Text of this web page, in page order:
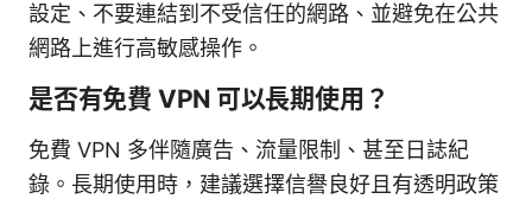
設定、不要連結到不受信任的網路、並避免在公共
網路上進行高敏感操作。
是否有免費 VPN 可以長期使用？
免費 VPN 多伴隨廣告、流量限制、甚至日誌紀
錄。長期使用時，建議選擇信譽良好且有透明政策